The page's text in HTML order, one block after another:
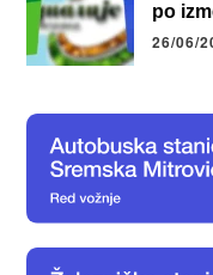
po
26/06/